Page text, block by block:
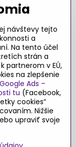
len
ktorí veria
s
na
podporou a
produkty,
návštevy tejto
a
Na tento účel
strán a
partnerom v EÚ,
na zlepšenie
Google Ads –
tu (Facebook,
cookies“
Nižšie
upraviť svoje